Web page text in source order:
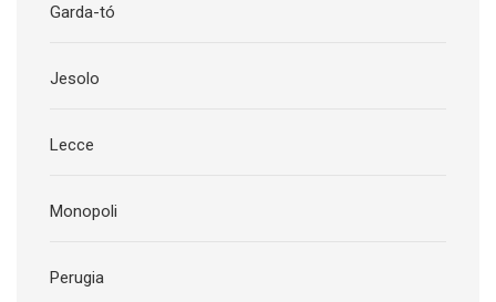
Garda-tó
Jesolo
Lecce
Monopoli
Perugia